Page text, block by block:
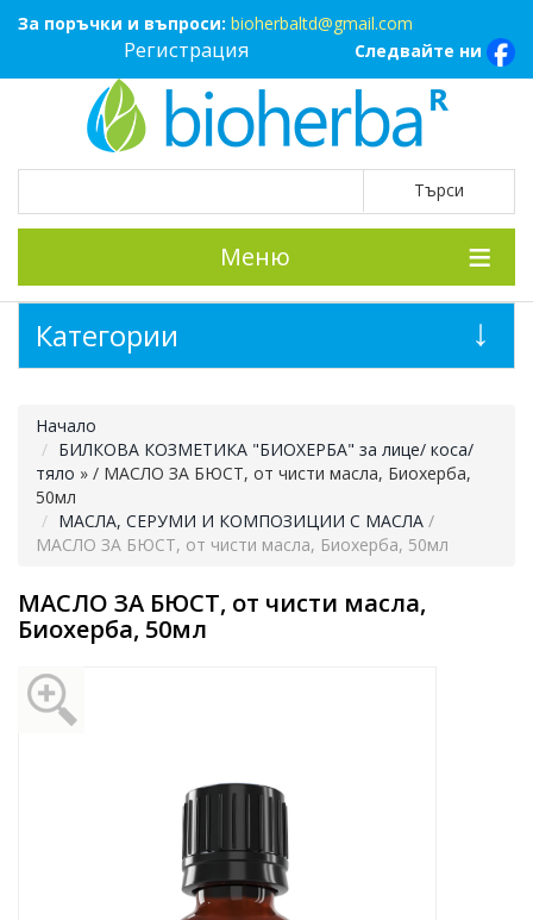
За поръчки и въпроси: bioherbaltd@gmail.com
Следвайте ни
Регистрация
Меню
Начало
БИЛКОВА КОЗМЕТИКА "БИОХЕРБА" за лице/ коса/
тяло » / МАСЛО ЗА БЮСТ, от чисти масла, Биохерба,
50мл
МАСЛА, СЕРУМИ И КОМПОЗИЦИИ С МАСЛА /
МАСЛО ЗА БЮСТ, от чисти масла, Биохерба, 50мл
МАСЛО ЗА БЮСТ, от чисти масла,
Биохерба, 50мл
Категории